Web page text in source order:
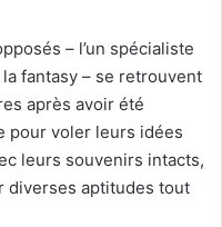
– l’un spécialiste
fantasy – se retrouvent
après avoir été
pour voler leurs idées
leurs souvenirs intacts,
diverses aptitudes tout